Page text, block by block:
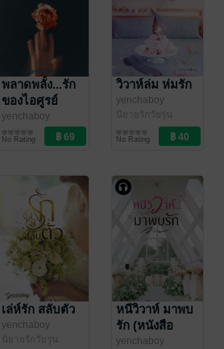
พลาดพลั้ง...รัก
ของไอศูรย์
(หนังสือเสียง)
yenchaboy
นิยายรักวัยรุ่น
No Rating
วิวาห์ล่ม ห่มรัก
yenchaboy
นิยายรักวัยรุ่น
No Rating
เล่ห์รัก สลับตัว
yenchaboy
นิยายรักวัยรุ่น
หนีวิวาห์ มาพบ
รัก (หนังสือ
เสียง)
yenchaboy